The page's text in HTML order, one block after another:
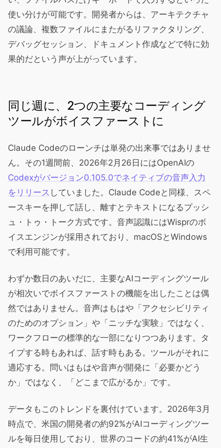
使い分けが可能です。開発者からは、アーキテクチャ
の議論、複数ファイルにまたがるリファクタリング、
デバッグセッション、ドキュメント作成などで特に効
果的だという声が上がっています。
同じ週に、2つの主要なコーディング
ツールがボイスファーストに
Claude Codeのローンチは単発の出来事ではありませ
ん。その1週間前、2026年2月26日にはOpenAIの
Codexがバージョン0.105.0でネイティブの音声入力
をリリース していました。Claude Codeと同様、スペ
ースキーを押して話し、離すとテキストになるプッシ
ュ・トゥ・トーク方式です。音声認識にはWisprのボ
イスエンジンが採用されており、macOSとWindows
で利用可能です。
わずか数日のあいだに、主要なAIコーディングツール
が相次いでボイスファーストの機能を出したことは偶
然ではありません。音声はもはや「アクセシビリティ
のためのオプション」や「ニッチな実験」ではなく、
ワークフローの標準的な一部になりつつあります。タ
イプする時もあれば、話す時もある。ツールがそれに
適応する。問いはもはや音声が開発に「必要かどう
か」ではなく、「どこまで広がるか」です。
データもこのトレンドを裏付けています。2026年3月
時点で、米国の開発者の約92%がAIコーディングツー
ルを毎日使用しており、世界のコードの約41%がAI生